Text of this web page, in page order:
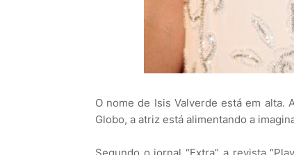
O nome de Isis Valverde está em alta.
Globo, a atriz está alimentando a